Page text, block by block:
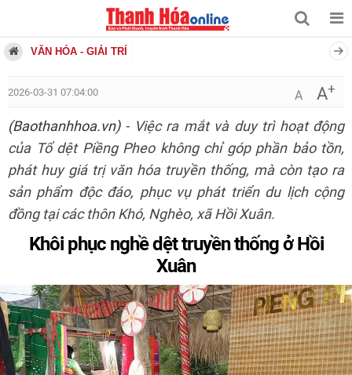
VĂN HÓA - GIẢI TRÍ
2026-03-31 07:04:00 A A+
(Baothanhhoa.vn)- Việc ra mắt và duy trì hoạt động
của Tổ dệt Piềng Pheo không chỉ góp phần bảo tồn,
phát huy giá trị văn hóa truyền thống, mà còn tạo ra
sản phẩm độc đáo, phục vụ phát triển du lịch cộng
đồng tại các thôn Khó, Nghèo, xã Hồi Xuân.
Khôi phục nghề dệt truyền thống ở Hồi
Xuân